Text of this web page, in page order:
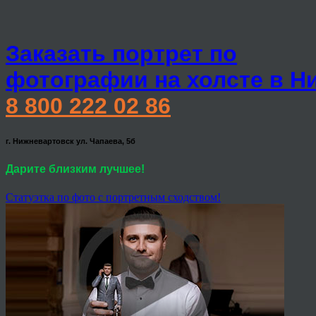
Заказать портрет по
фотографии на холсте в
8 800 222 02 86
г. Нижневартовск ул. Чапаева, 5б
Дарите близким лучшее!
Статуэтка по фото с портретным сходством!